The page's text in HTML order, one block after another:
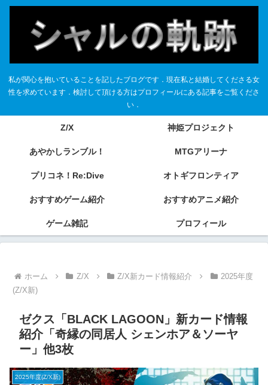
私が関心を抱いていることを記したブログです．現在私と結婚してくださる女
性を求めています．検討して頂ける方はプロフィールにある記事をご覧くださ
い．
Z/X 神姫プロジェクト
あやかしランブル！ MTGアリーナ
プリコネ！Re:Dive オトギフロンティア
おすすめゲーム紹介 おすすめアニメ紹介
ゲーム雑記 プロフィール
ホーム Z/X Z/X新カード情報紹介
2025年度
(Z/X新)
ゼクス「BLACK LAGOON」新カード情報
紹介「奇縁の同居人 シェンホア＆ソーヤ
ー」他3枚
2025年度(Z/X新)